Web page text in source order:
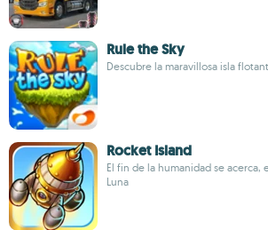
Rule the Sky
Descubre la maravillosa isla
Rocket Island
El fin de la humanidad se acerca,
Luna